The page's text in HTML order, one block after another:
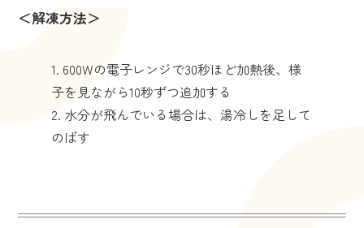
＜解凍方法＞
600Wの電子レンジで30秒ほど加熱後、様
子を見ながら10秒ずつ追加する
水分が飛んでいる場合は、湯冷しを足して
のばす